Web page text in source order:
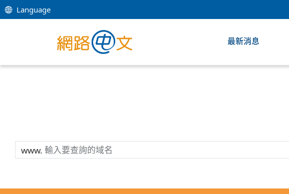
Language
最新消息
www.